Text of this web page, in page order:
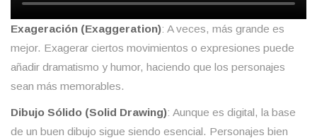
Exageración (Exaggeration): A veces, más grande es
mejor. Exagerar ciertos movimientos o expresiones puede
añadir dramatismo y humor, haciendo que los personajes
sean más memorables.
Dibujo Sólido (Solid Drawing): Aunque es digital, la base
de un buen dibujo sigue siendo esencial. Personajes bien